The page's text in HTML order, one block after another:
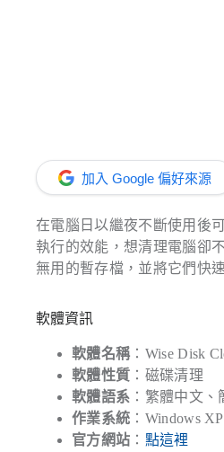
加入 Google 偏好來源
在電腦日以繼夜不斷使用後
執行的效能，想清理電腦卻
無用的暫存檔，並將它們快
軟體資訊
軟體名稱：Wise Disk
軟體性質 ：磁碟清理
軟體語系 ：繁體中文
作業系統 ：Windows
官方網站 ： 點這裡